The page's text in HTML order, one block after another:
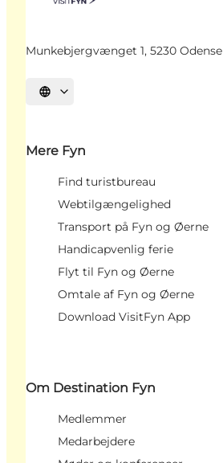
Munkebjergvænget 1, 5230 Odense
Vælg sprog
Mere Fyn
Find turistbureau
Webtilgængelighed
Transport på Fyn og Øerne
Handicapvenlig ferie
Flyt til Fyn og Øerne
Omtale af Fyn og Øerne
Download VisitFyn App
Om Destination Fyn
Medlemmer
Medarbejdere